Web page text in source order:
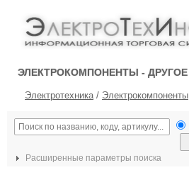
ЭЛЕКТРОКОМПОНЕНТЫ - ДРУГОЕ
Электротехника/ Электрокомпоненты
Расширенные параметры поиска